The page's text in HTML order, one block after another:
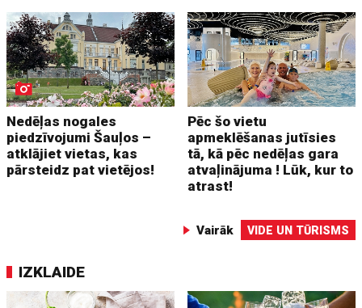
Nedēļas nogales
piedzīvojumi Šauļos –
atklājiet vietas, kas
pārsteidz pat vietējos!
Pēc šo vietu
apmeklēšanas jutīsies
tā, kā pēc nedēļas gara
atvaļinājuma ! Lūk, kur to
atrast!
Vairāk VIDE UN TŪRISMS
IZKLAIDE